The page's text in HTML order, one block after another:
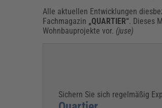
Alle aktuellen Entwicklungen
Fachmagazin „QUARTIER“. Dieses
Wohnbauprojekte vor. (juse)
Sichern Sie sich regelmäßig